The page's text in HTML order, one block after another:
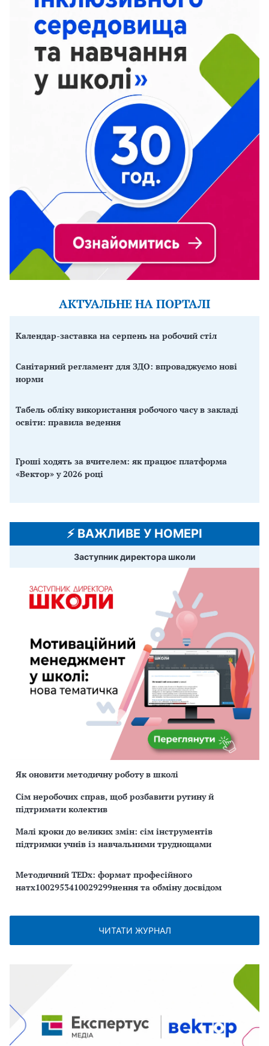
АКТУАЛЬНЕ НА ПОРТАЛІ
Календар-заставка на серпень на робочий стіл
Санітарний регламент для ЗДО: впроваджуємо нові
норми
Табель обліку використання робочого часу в закладі
освіти: правила ведення
Гроші ходять за вчителем: як працює платформа
«Вектор» у 2026 році
⚡️ ВАЖЛИВЕ У НОМЕРІ
Заступник директора школи
Як оновити методичну роботу в школі
Сім неробочих справ, щоб розбавити рутину й
підтримати колектив
Малі кроки до великих змін: сім інструментів
підтримки учнів із навчальними труднощами
Методичний TEDx: формат професійного
натх1002953410029299нення та обміну досвідом
ЧИТАТИ ЖУРНАЛ